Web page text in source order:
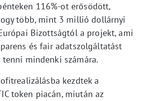
116%-ot erősödött,
több, mint 3 millió dollárnyi
Bizottságtól a projekt, ami
és fair adatszolgáltatást
mindenki számára.
kezdtek a
token piacán, miután az